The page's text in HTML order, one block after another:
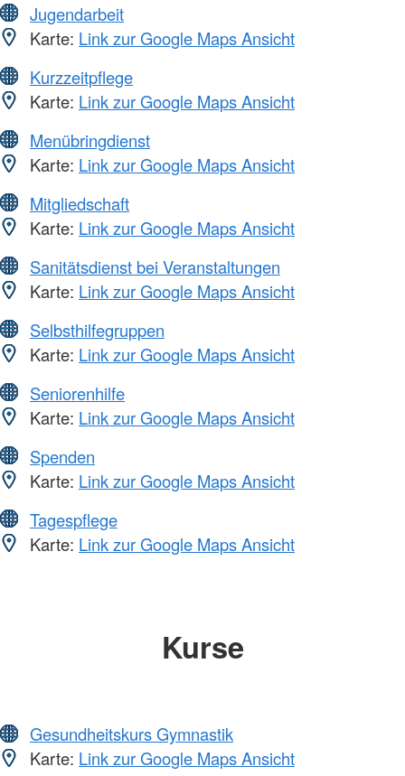
Jugendarbeit
Karte: Link zur Google Maps Ansicht
Kurzzeitpflege
Karte: Link zur Google Maps Ansicht
Menübringdienst
Karte: Link zur Google Maps Ansicht
Mitgliedschaft
Karte: Link zur Google Maps Ansicht
Sanitätsdienst bei Veranstaltungen
Karte: Link zur Google Maps Ansicht
Selbsthilfegruppen
Karte: Link zur Google Maps Ansicht
Seniorenhilfe
Karte: Link zur Google Maps Ansicht
Spenden
Karte: Link zur Google Maps Ansicht
Tagespflege
Karte: Link zur Google Maps Ansicht
Kurse
Gesundheitskurs Gymnastik
Karte: Link zur Google Maps Ansicht